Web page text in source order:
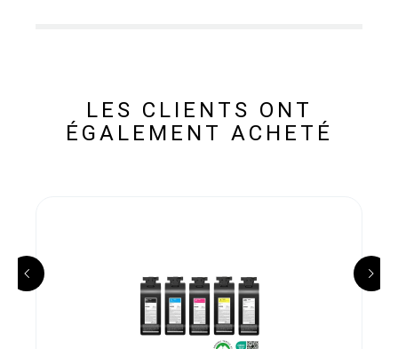
LES CLIENTS ONT
ÉGALEMENT ACHETÉ